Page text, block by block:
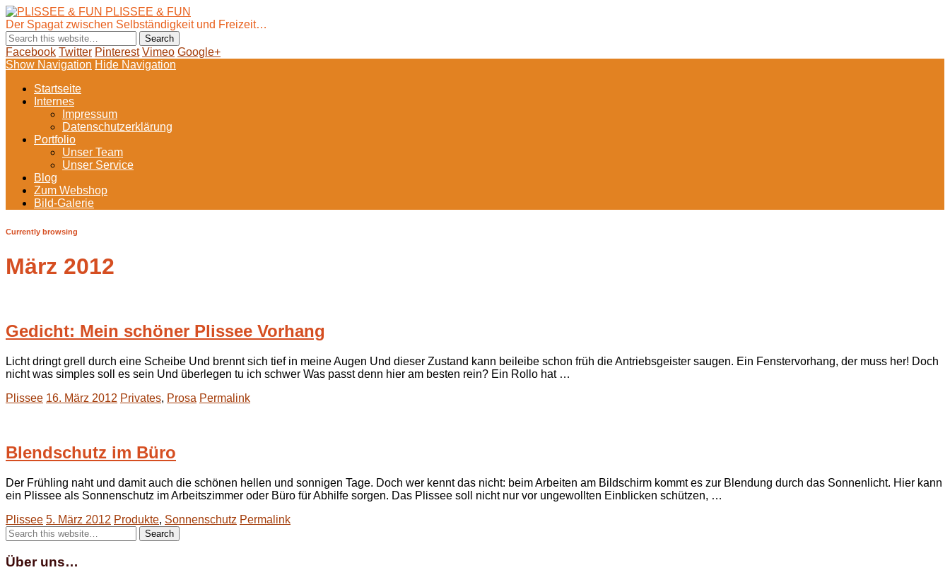
PLISSEE & FUN
Der Spagat zwischen Selbständigkeit und Freizeit…
Facebook Twitter Pinterest Vimeo Google+
Show Navigation Hide Navigation
Startseite
Internes
Impressum
Datenschutzerklärung
Portfolio
Unser Team
Unser Service
Blog
Zum Webshop
Bild-Galerie
Currently browsing
März 2012
Gedicht: Mein schöner Plissee Vorhang
Licht dringt grell durch eine Scheibe Und brennt sich tief in meine Augen Und dieser Zustand kann beileibe schon früh die Antriebsgeister saugen. Ein Fenstervorhang, der muss her! Doch
nicht was simples soll es sein Und überlegen tu ich schwer Was passt denn hier am besten rein? Ein Rollo hat …
Plissee 16. März 2012 Privates, Prosa Permalink
Blendschutz im Büro
Der Frühling naht und damit auch die schönen hellen und sonnigen Tage. Doch wer kennt das nicht: beim Arbeiten am Bildschirm kommt es zur Blendung durch das Sonnenlicht. Hier kann
ein Plissee als Sonnenschutz im Arbeitszimmer oder Büro für Abhilfe sorgen. Das Plissee soll nicht nur vor ungewollten Einblicken schützen, …
Plissee 5. März 2012 Produkte, Sonnenschutz Permalink
Über uns…